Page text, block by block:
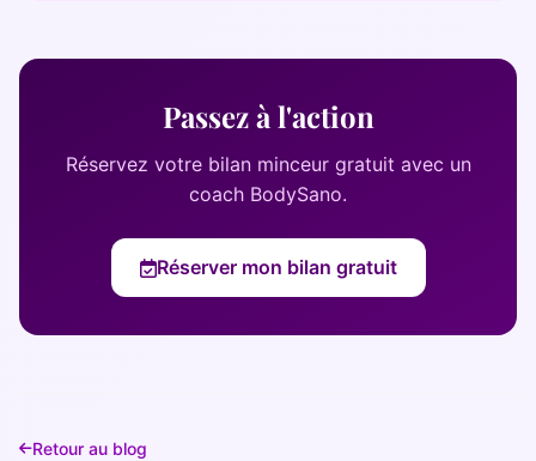
Passez à l'action
Réservez votre bilan minceur gratuit avec un
coach BodySano.
Réserver mon bilan gratuit
Retour au blog